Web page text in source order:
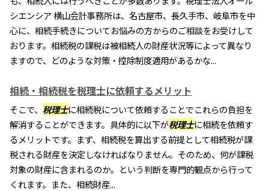
シエンシア 横山会計事務所は、名古屋市、長久手市、岐阜市を中
心に、相続手続きについてお悩みの方からのご相談をお受けして
おります。相続税の課税は被相続人の財産状況等によって異なり
ますので、どのような対策・控除制度適用があるかな...
相続・相続税を税理士に依頼するメリット
そこで、 税理士に相続税について依頼することでこれらの負担を
解消することができます。具体的に以下が税理士に相続を依頼す
るメリットです。まず、相続税を算出する前提として相続税が課
税される財産を決定しなければなりません。そのため、何が課税
対象の財産に含まれるのか。という判断を専門的観点から行って
くれます。また、相続財産...